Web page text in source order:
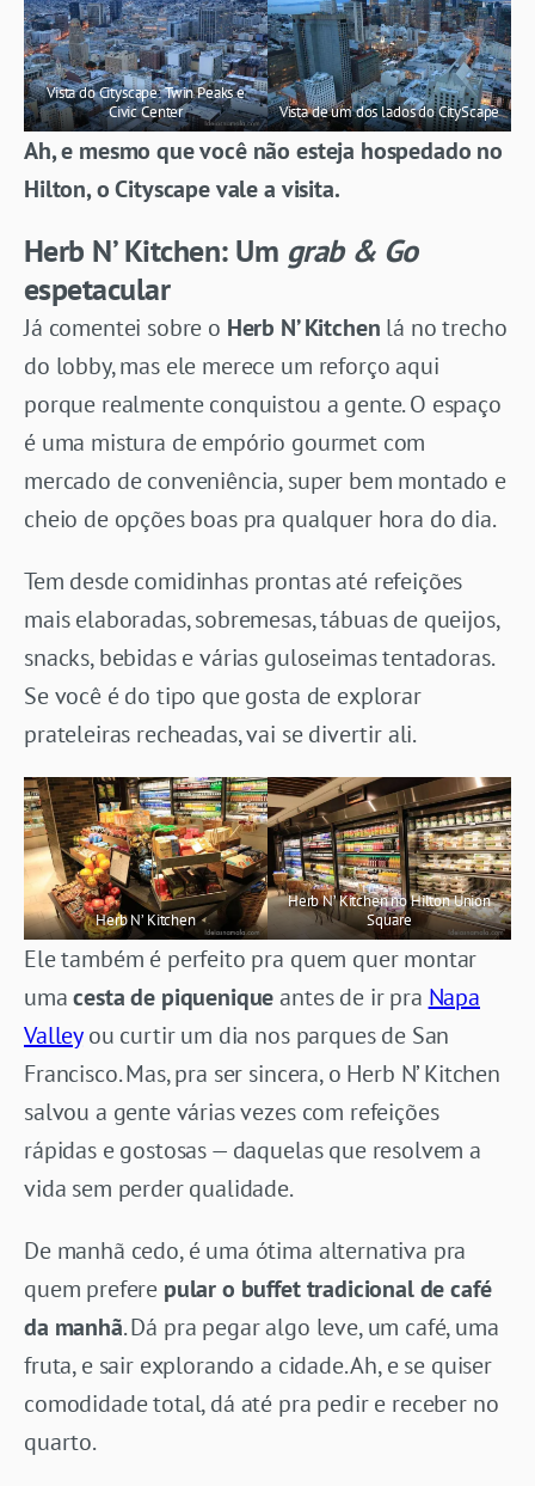
Vista do Cityscape: Twin Peaks e
Civic Center
Vista de um dos lados do CityScape
Ah, e mesmo que você não esteja hospedado no
Hilton, o Cityscape vale a visita.
Herb N’ Kitchen: Um grab & Go
espetacular
Já comentei sobre o Herb N’ Kitchen lá no trecho
do lobby, mas ele merece um reforço aqui
porque realmente conquistou a gente. O espaço
é uma mistura de empório gourmet com
mercado de conveniência, super bem montado e
cheio de opções boas pra qualquer hora do dia.
Tem desde comidinhas prontas até refeições
mais elaboradas, sobremesas, tábuas de queijos,
snacks, bebidas e várias guloseimas tentadoras.
Se você é do tipo que gosta de explorar
prateleiras recheadas, vai se divertir ali.
Herb N’ Kitchen
Herb N’ Kitchen no Hilton Union
Square
Ele também é perfeito pra quem quer montar
umacesta de piqueniqueantes de ir pra Napa
Valleyou curtir um dia nos parques de San
Francisco. Mas, pra ser sincera, o Herb N’ Kitchen
salvou a gente várias vezes com refeições
rápidas e gostosas — daquelas que resolvem a
vida sem perder qualidade.
De manhã cedo, é uma ótima alternativa pra
quem prefere pular o buffet tradicional de café
da manhã. Dá pra pegar algo leve, um café, uma
fruta, e sair explorando a cidade. Ah, e se quiser
comodidade total, dá até pra pedir e receber no
quarto.